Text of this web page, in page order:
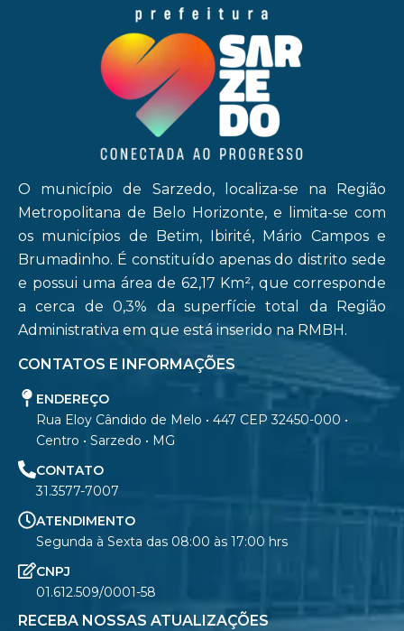
O município de Sarzedo, localiza-se na Região
Metropolitana de Belo Horizonte, e limita-se com
os municípios de Betim, Ibirité, Mário Campos e
Brumadinho. É constituído apenas do distrito sede
e possui uma área de 62,17 Km², que corresponde
a cerca de 0,3% da superfície total da Região
Administrativa em que está inserido na RMBH.
CONTATOS E INFORMAÇÕES
ENDEREÇO
Rua Eloy Cândido de Melo • 447 CEP 32450-000 •
Centro • Sarzedo • MG
CONTATO
31.3577-7007
ATENDIMENTO
Segunda à Sexta das 08:00 às 17:00 hrs
CNPJ
01.612.509/0001-58
RECEBA NOSSAS ATUALIZAÇÕES